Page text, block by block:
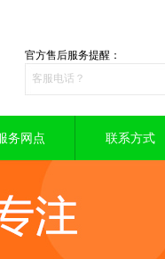
官方售后服务提醒：
务网点 联系方式